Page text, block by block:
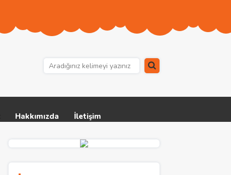
Hakkımızda İletişim